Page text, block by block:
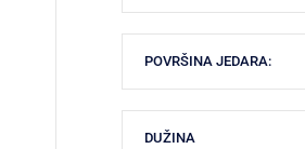
POVRŠINA JEDARA:
DUŽINA